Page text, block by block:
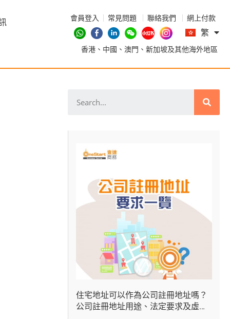
會員登入 常見問題 聯絡我們 網上付款
繁
En
简
香港、中國、澳門、新加坡及其他海外地區
住宅地址可以作為公司註冊地址嗎？
公司註冊地址用途、法定要求及虛擬